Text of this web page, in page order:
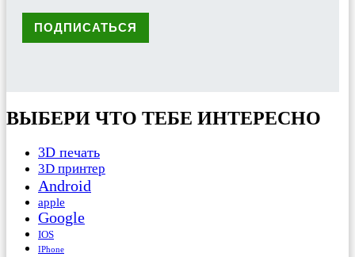
ВЫБЕРИ ЧТО ТЕБЕ ИНТЕРЕСНО
3D печать
3D принтер
Android
apple
Google
IOS
IPhone